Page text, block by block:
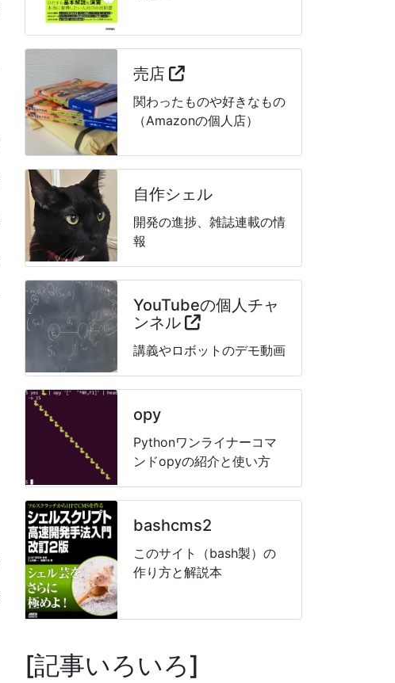
売店
関わったものや好きなもの
（Amazonの個人店）
自作シェル
開発の進捗、雑誌連載の情
報
YouTubeの個人チャ
ンネル
講義やロボットのデモ動画
opy
Pythonワンライナーコマ
ンドopyの紹介と使い方
bashcms2
このサイト（bash製）の
作り方と解説本
記事いろいろ